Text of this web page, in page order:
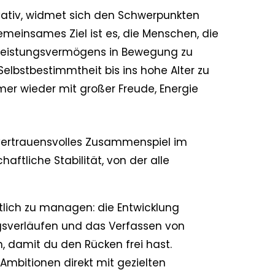
widmet sich den Schwerpunkten
Ziel ist es, die Menschen, die
in Bewegung zu
bis ins hohe Alter zu
wieder mit großer Freude, Energie
Zusammenspiel im
Stabilität, von der alle
zu managen: die Entwicklung
und das Verfassen von
damit du den Rücken frei hast.
direkt mit gezielten